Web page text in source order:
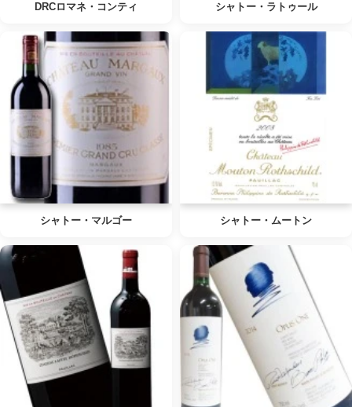
DRCロマネ・コンティ シャトー・ラトゥール
シャトー・マルゴー シャトー・ムートン